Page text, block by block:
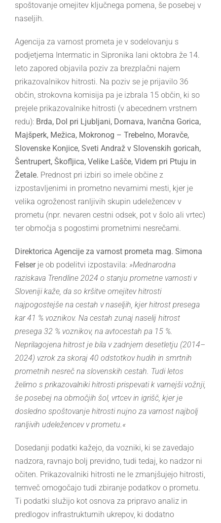
spoštovanje omejitev ključnega pomena, še posebej v
naseljih.
Agencija za varnost prometa je v sodelovanju s
podjetjema Intermatic in Sipronika lani oktobra že 14.
leto zapored objavila poziv za brezplačni najem
prikazovalnikov hitrosti. Na poziv se je prijavilo 36
občin, strokovna komisija pa je izbrala 15 občin, ki so
prejele prikazovalnike hitrosti (v abecednem vrstnem
redu): Brda, Dol pri Ljubljani, Dornava, Ivančna Gorica,
Majšperk, Mežica, Mokronog – Trebelno, Moravče,
Slovenske Konjice, Sveti Andraž v Slovenskih goricah,
Šentrupert, Škofljica, Velike Lašče, Videm pri Ptuju in
Žetale. Prednost pri izbiri so imele občine z
izpostavljenimi in prometno nevarnimi mesti, kjer je
velika ogroženost ranljivih skupin udeležencev v
prometu (npr. nevaren cestni odsek, pot v šolo ali vrtec)
ter območja s pogostimi prometnimi nesrečami.
Direktorica Agencije za varnost prometa mag. Simona
Felserje ob podelitvi izpostavila: »Mednarodna
raziskava Trendline 2024 o stanju prometne varnosti v
Sloveniji kaže, da so kršitve omejitev hitrosti
najpogostejše na cestah v naseljih, kjer hitrost presega
kar 41 % voznikov. Na cestah zunaj naselij hitrost
presega 32 % voznikov, na avtocestah pa 15 %.
Neprilagojena hitrost je bila v zadnjem desetletju (2014–
2024) vzrok za skoraj 40 odstotkov hudih in smrtnih
prometnih nesreč na slovenskih cestah. Tudi letos
želimo s prikazovalniki hitrosti prispevati k varnejši vožnji,
še posebej na območjih šol, vrtcev in igrišč, kjer je
dosledno spoštovanje hitrosti nujno za varnost najbolj
ranljivih udeležencev v prometu.«
Dosedanji podatki kažejo, da vozniki, ki se zavedajo
nadzora, ravnajo bolj previdno, tudi tedaj, ko nadzor ni
očiten. Prikazovalniki hitrosti ne le zmanjšujejo hitrosti,
temveč omogočajo tudi zbiranje podatkov o prometu.
Ti podatki služijo kot osnova za pripravo analiz in
predlogov infrastrukturnih ukrepov, ki dodatno